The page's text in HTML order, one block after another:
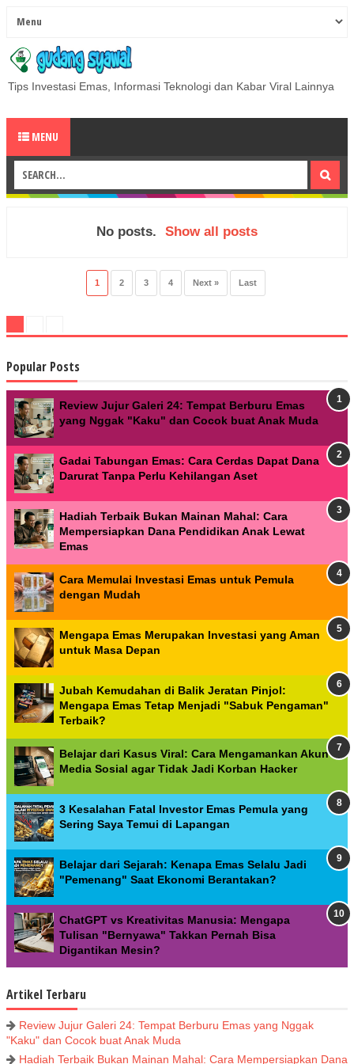
Tips Investasi Emas, Informasi Teknologi dan Kabar Viral Lainnya
MENU
No posts. Show all posts
1 2 3 4 Next » Last
Popular Posts
Review Jujur Galeri 24: Tempat Berburu Emas
yang Nggak "Kaku" dan Cocok buat Anak Muda
Gadai Tabungan Emas: Cara Cerdas Dapat Dana
Darurat Tanpa Perlu Kehilangan Aset
Hadiah Terbaik Bukan Mainan Mahal: Cara
Mempersiapkan Dana Pendidikan Anak Lewat
Emas
Cara Memulai Investasi Emas untuk Pemula
dengan Mudah
Mengapa Emas Merupakan Investasi yang Aman
untuk Masa Depan
Jubah Kemudahan di Balik Jeratan Pinjol:
Mengapa Emas Tetap Menjadi "Sabuk Pengaman"
Terbaik?
Belajar dari Kasus Viral: Cara Mengamankan Akun
Media Sosial agar Tidak Jadi Korban Hacker
3 Kesalahan Fatal Investor Emas Pemula yang
Sering Saya Temui di Lapangan
Belajar dari Sejarah: Kenapa Emas Selalu Jadi
"Pemenang" Saat Ekonomi Berantakan?
ChatGPT vs Kreativitas Manusia: Mengapa
Tulisan "Bernyawa" Takkan Pernah Bisa
Digantikan Mesin?
Artikel Terbaru
Review Jujur Galeri 24: Tempat Berburu Emas yang Nggak
"Kaku" dan Cocok buat Anak Muda
Hadiah Terbaik Bukan Mainan Mahal: Cara Mempersiapkan Dana